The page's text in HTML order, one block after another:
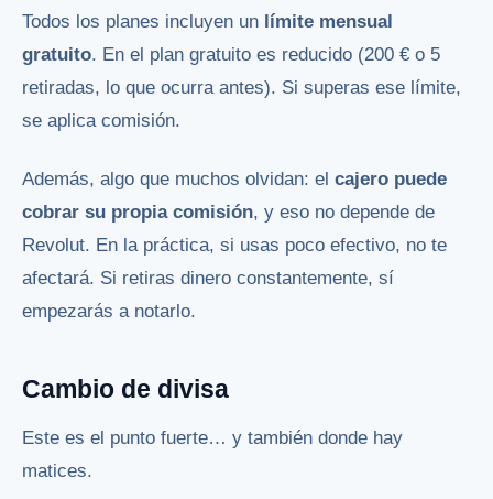
Todos los planes incluyen un límite mensual
gratuito. En el plan gratuito es reducido (200 € o 5
retiradas, lo que ocurra antes). Si superas ese límite,
se aplica comisión.
Además, algo que muchos olvidan: el cajero puede
cobrar su propia comisión, y eso no depende de
Revolut. En la práctica, si usas poco efectivo, no te
afectará. Si retiras dinero constantemente, sí
empezarás a notarlo.
Cambio de divisa
Este es el punto fuerte… y también donde hay
matices.